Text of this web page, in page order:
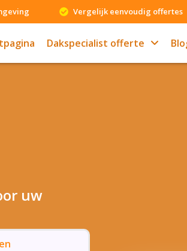
Vergelijk eenvoudig offertes
Dakspecialist offerte
uw